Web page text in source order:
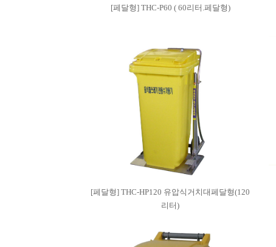
[페달형] THC-P60 ( 60리터.페달형)
[페달형] THC-HP120 유압식거치대페달형(120
리터)